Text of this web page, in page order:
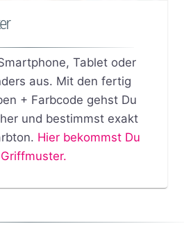
Tablet oder
aus. Mit den fertig
+ Farbcode gehst Du
und bestimmst exakt
Hier bekommst Du